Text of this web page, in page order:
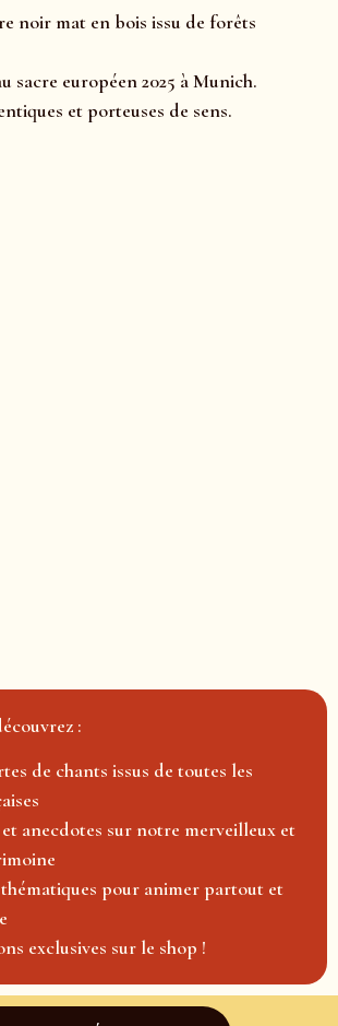
noir mat en bois issu de forêts
sacre européen 2025 à Munich.
et porteuses de sens.
:
de chants issus de toutes les
anecdotes sur notre merveilleux et
pour animer partout et
exclusives sur le shop !